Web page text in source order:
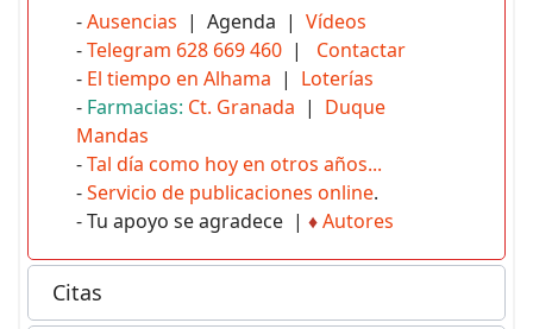
-Ausencias | Agenda | Vídeos
-Telegram 628 669 460 | Contactar
- El tiempo en Alhama | Loterías
- Farmacias: Ct. Granada | Duque
Mandas
-Tal día como hoy en otros años...
-Servicio de publicaciones online.
- Tu apoyo se agradece | ♦Autores
Citas